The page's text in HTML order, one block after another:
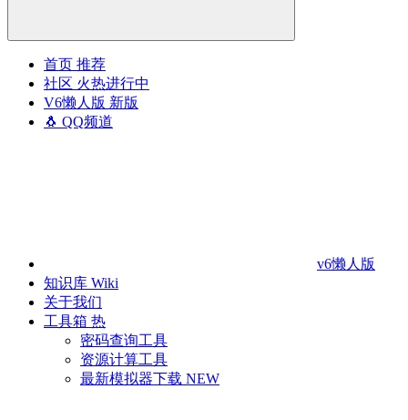
首页 推荐
社区 火热进行中
V6懒人版 新版
🐧 QQ频道
v6懒人版
知识库 Wiki
关于我们
工具箱 热
密码查询工具
资源计算工具
最新模拟器下载 NEW